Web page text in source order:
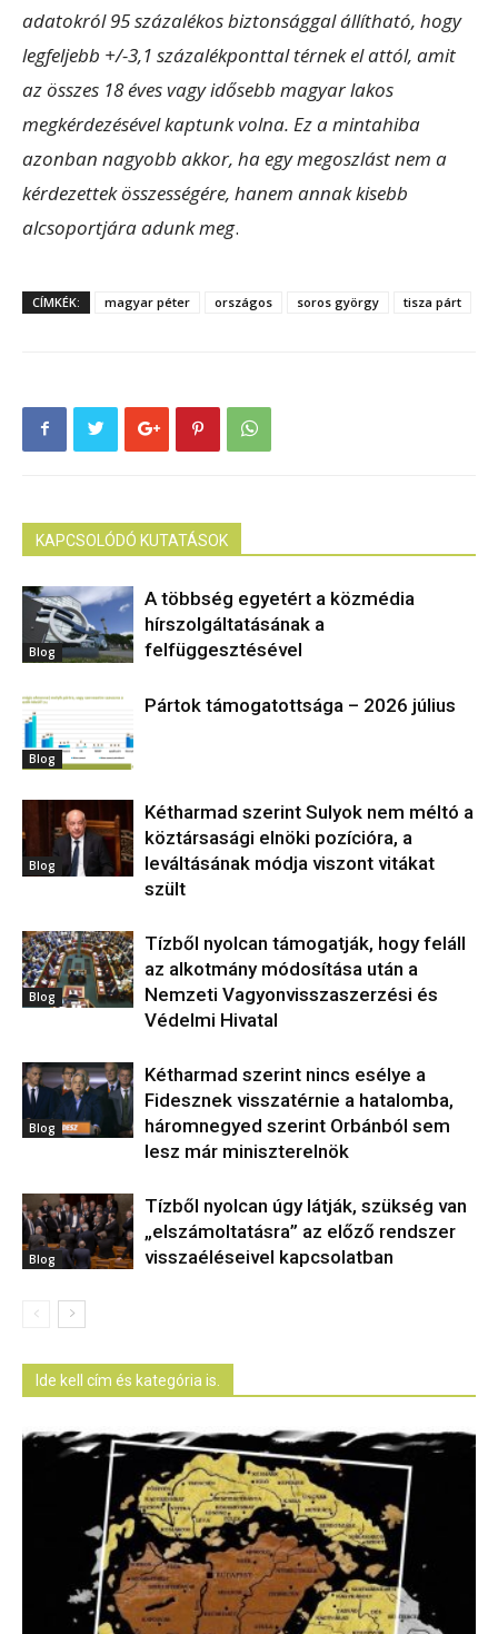
adatokról 95 százalékos biztonsággal állítható, hogy
legfeljebb +/-3,1 százalékponttal térnek el attól, amit
az összes 18 éves vagy idősebb magyar lakos
megkérdezésével kaptunk volna. Ez a mintahiba
azonban nagyobb akkor, ha egy megoszlást nem a
kérdezettek összességére, hanem annak kisebb
alcsoportjára adunk meg.
CÍMKÉK: magyar péter országos soros györgy tisza párt
KAPCSOLÓDÓ KUTATÁSOK
Blog
A többség egyetért a közmédia
hírszolgáltatásának a
felfüggesztésével
Blog
Pártok támogatottsága – 2026 július
Blog
Kétharmad szerint Sulyok nem méltó a
köztársasági elnöki pozícióra, a
leváltásának módja viszont vitákat
szült
Blog
Tízből nyolcan támogatják, hogy feláll
az alkotmány módosítása után a
Nemzeti Vagyonvisszaszerzési és
Védelmi Hivatal
Blog
Kétharmad szerint nincs esélye a
Fidesznek visszatérnie a hatalomba,
háromnegyed szerint Orbánból sem
lesz már miniszterelnök
Blog
Tízből nyolcan úgy látják, szükség van
„elszámoltatásra” az előző rendszer
visszaéléseivel kapcsolatban
Ide kell cím és kategória is.